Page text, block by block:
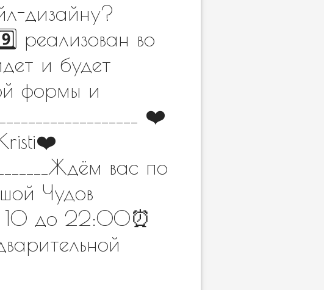
дизайну?
реализован во
и будет
формы и
❤️
вас по
Чудов
10 до 22:00⏰